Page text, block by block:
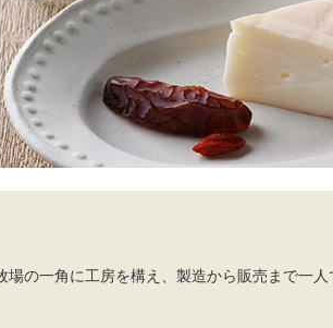
の一角に工房を構え、製造から販売まで一